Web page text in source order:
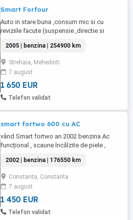
Smart Forfour
Auto in stare buna ,consum mic si cu
reviziile facute (suspensie ,directie si
2005 | benzina | 254900 km
Strehaia, Mehedinti
7 august
1 650 EUR
Telefon validat
smart fortwo 600 cu AC
vând Smart fortwo an 2002 benzina Ac
funcțional , scaune încălzite de piele ,
muzica , proiectoare , consum mic ,
proprietar acte valabile ,
2002 | benzina | 176550 km
Constanta, Constanta
7 august
1 450 EUR
Telefon validat